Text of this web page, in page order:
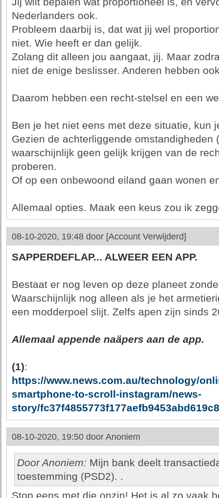
Nederlanders ook.
Probleem daarbij is, dat wat jij wel
niet. Wie heeft er dan gelijk.
Zolang dit alleen jou aangaat, jij. Maar
niet de enige beslisser. Anderen hebben
Daarom hebben een recht-stelsel en een
Ben je het niet eens met deze situatie, kun
Gezien de achterliggende omstandigheden
waarschijnlijk geen gelijk krijgen van de
proberen.
Of op een onbewoond eiland gaan wonen
Allemaal opties. Maak een keus zou ik
08-10-2020, 19:48 door [Account Verwijderd]
SAPPERDEFLAP... ALWEER EEN APP.
Bestaat er nog leven op deze planeet
Waarschijnlijk nog alleen als je het
een modderpoel slijt. Zelfs apen zijn sinds
Allemaal appende naäpers aan de app.
(1):
https://www.news.com.au/technology/
smartphone-to-scroll-instagram/news-
story/fc37f4855773f177aefb9453abd619c8
08-10-2020, 19:50 door Anoniem
Door Anoniem: Mijn bank deelt
toestemming (PSD2). .
Stop eens met die onzin! Het is al zo vaak